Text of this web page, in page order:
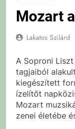
Mozart
Lakatos Szilárd
A Soproni
tagjaiból
kiegészített
ízelítőt
Mozart
zenei életébe